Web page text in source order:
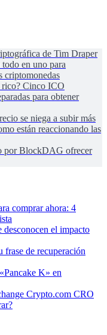
de Tim Draper
en uno para
criptomonedas
rico? Cinco ICO
para obtener
se niega a subir más
están reaccionando las
por BlockDAG ofrecer
comprar ahora: 4
desconocen el impacto
frase de recuperación
K» en
Crypto.com CRO